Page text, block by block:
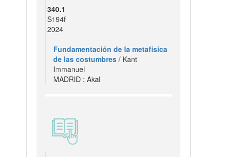
340.1
S194f
2024
Fundamentación de la metafísica
de las costumbres / Kant
Immanuel
MADRID : Akal